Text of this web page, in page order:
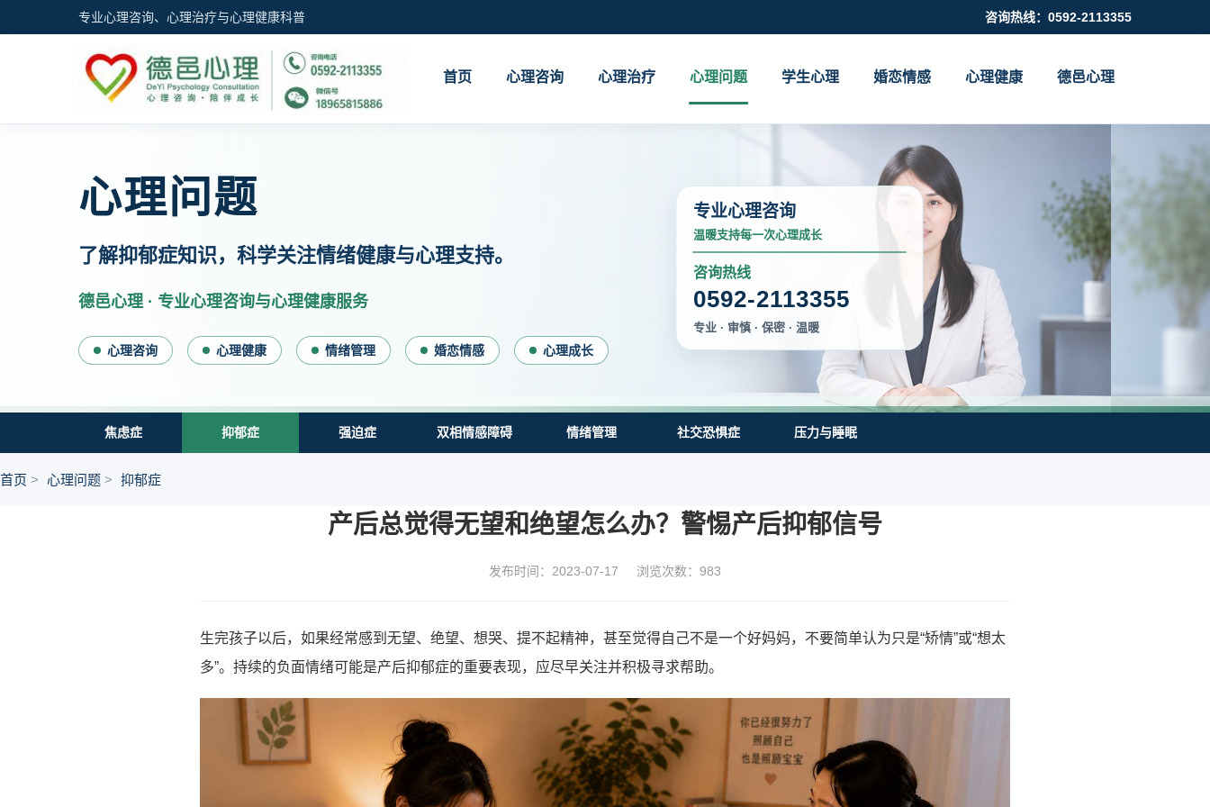
专业心理咨询、心理治疗与心理健康科普 咨询热线：0592-2113355
首页 心理咨询 心理治疗 心理问题 学生心理 婚恋情感 心理健康 德邑心理
心理问题
了解抑郁症知识，科学关注情绪健康与心理支持。
德邑心理 · 专业心理咨询与心理健康服务
心理咨询 心理健康 情绪管理 婚恋情感 心理成长
专业心理咨询
温暖支持每一次心理成长
咨询热线
0592-2113355
专业 · 审慎 · 保密 · 温暖
焦虑症 抑郁症 强迫症 双相情感障碍 情绪管理 社交恐惧症 压力与睡眠
首页 心理问题 抑郁症
产后总觉得无望和绝望怎么办？警惕产后抑郁信号
发布时间：2023-07-17 浏览次数： 983
生完孩子以后，如果经常感到无望、绝望、想哭、提不起精神，甚至觉得自己不是一个好妈妈，不要简单认为只是“矫情”或“想太
多”。持续的负面情绪可能是产后抑郁症的重要表现，应尽早关注并积极寻求帮助。